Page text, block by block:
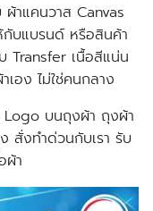
ผ้าแคนวาส Canvas
กับแบรนด์ หรือสินค้า
เนื้อสีแน่น
อง ไม่ใช่คนกลาง
Logo บนถุงผ้า ถุงผ้า
ง สั่งทำด่วนกับเรา รับ
ผ้า